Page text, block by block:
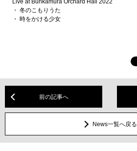
・ 冬のこもりうた
・ 時をかける少女
前の記事へ
News一覧へ戻る